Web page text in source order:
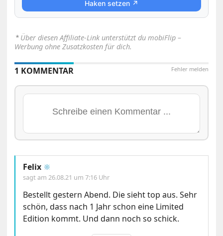
Haken setzen ↗
⋆ Über diesen Affiliate-Link unterstützt du mobiFlip –
Werbung ohne Zusatzkosten für dich.
Fehler melden
1 KOMMENTAR
Felix 🔆
sagt am26.08.21 um 7:16 Uhr
Bestellt gestern Abend. Die sieht top aus. Sehr
schön, dass nach 1 Jahr schon eine Limited
Edition kommt. Und dann noch so schick.